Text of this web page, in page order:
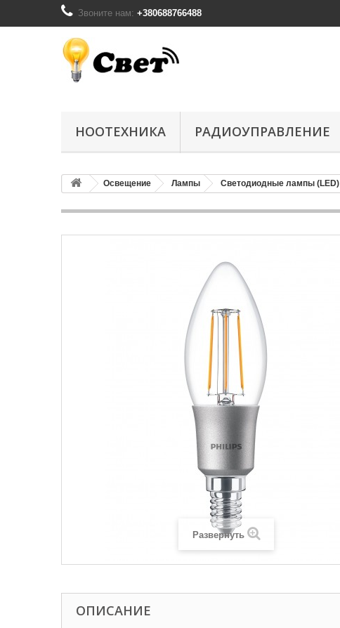
Звоните нам: +380688766488
НООТЕХНИКА РАДИОУПРАВЛЕНИЕ
Освещение Лампы Светодиодные лампы (LED)
Развернуть
ОПИСАНИЕ